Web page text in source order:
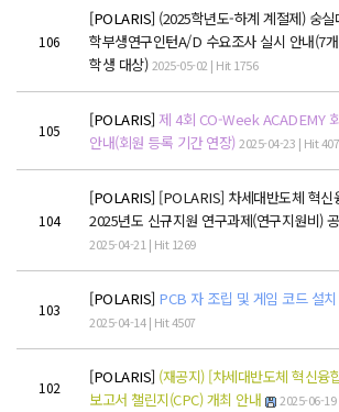
경진대회
POLARIS LOC
POLARIS LOS
경진대회
TCAT
SIF 2026
소개
지난 SIF 보기
106
[POLARIS] (2025학년도-하계 계절제) 숭실
학부생연구인턴A/D 수요조사 실시 안내(7
학생 대상) 2025-05-02 | Hit 1756
105
[POLARIS] 제 4회 CO-Week ACADEMY
안내(회원 등록 기간 연장) 2025-04-23 | Hit
104
[POLARIS] [POLARIS] 차세대반도체 혁신
2025년도 신규지원 연구과제(연구지원비)
2025-04-21 | Hit 1269
103
[POLARIS] PCB 자 조립 및 게임 코드 설
2025-04-14 | Hit 4507
102
[POLARIS] (재공지) [차세대반도체 혁신융
보고서 챌린지(CPC) 개최 안내
2025-06-